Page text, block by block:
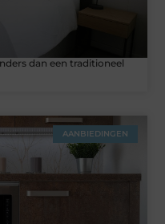
dan een traditioneel
AANBIEDINGEN